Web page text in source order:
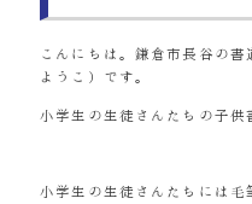
こんにちは。鎌倉市長谷の
ようこ）です。
小学生の生徒さんたちの子供
小学生の生徒さんたちには毛